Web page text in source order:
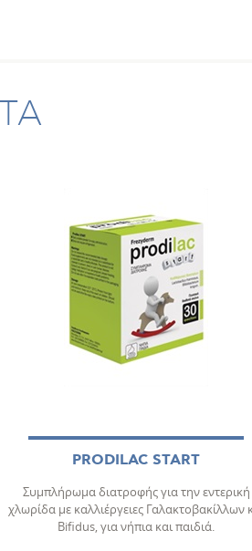
PRODILAC START
Συμπλήρωμα διατροφής για την εντερική
χλωρίδα με καλλιέργειες Γαλακτοβακίλλων
Bifidus, για νήπια και παιδιά.